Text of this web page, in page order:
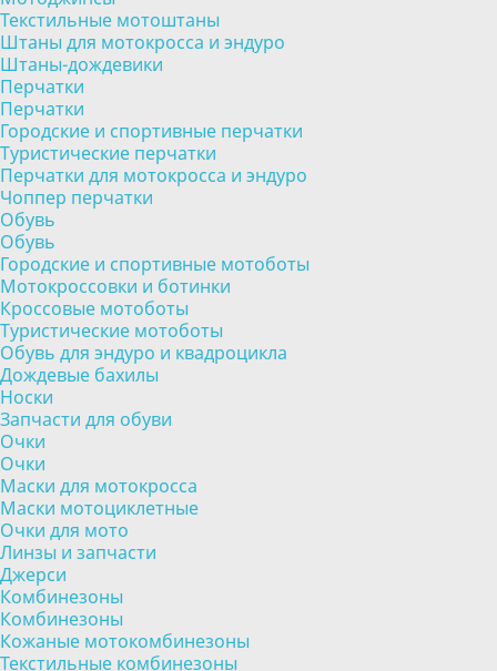
Текстильные мотоштаны
Штаны для мотокросса и эндуро
Штаны-дождевики
Перчатки
Перчатки
Городские и спортивные перчатки
Туристические перчатки
Перчатки для мотокросса и эндуро
Чоппер перчатки
Обувь
Обувь
Городские и спортивные мотоботы
Мотокроссовки и ботинки
Кроссовые мотоботы
Туристические мотоботы
Обувь для эндуро и квадроцикла
Дождевые бахилы
Носки
Запчасти для обуви
Очки
Очки
Маски для мотокросса
Маски мотоциклетные
Очки для мото
Линзы и запчасти
Джерси
Комбинезоны
Комбинезоны
Кожаные мотокомбинезоны
Текстильные комбинезоны